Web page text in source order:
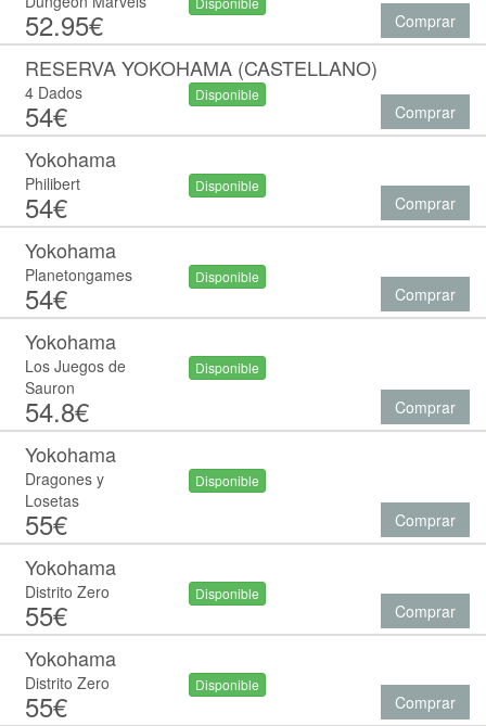
52.95€ Comprar
RESERVA YOKOHAMA (CASTELLANO)
4 Dados
54€
Disponible
Comprar
Yokohama
Philibert
54€
Disponible
Comprar
Yokohama
Planetongames
54€
Disponible
Comprar
Yokohama
Los Juegos de
Sauron
54.8€
Disponible
Comprar
Yokohama
Dragones y
Losetas
55€
Disponible
Comprar
Yokohama
Distrito Zero
55€
Disponible
Comprar
Yokohama
Distrito Zero
55€
Disponible
Comprar